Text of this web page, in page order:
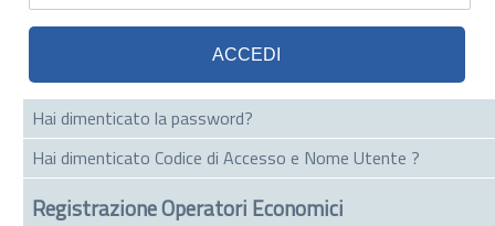
Hai dimenticato la password?
Hai dimenticato Codice di Accesso e Nome Utente ?
Registrazione Operatori Economici